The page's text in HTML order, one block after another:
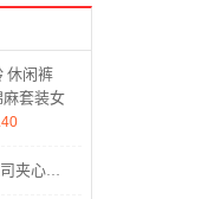
休闲裤
麻套装女
夏季新款
子显高
泓一岩烧乳酪吐司夹心面包